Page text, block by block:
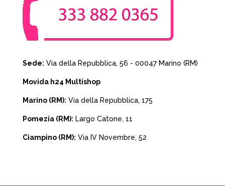
Sede: Via della Repubblica, 56 - 00047 Marino (RM)
Movida h24 Multishop
Marino (RM): Via della Repubblica, 175
Pomezia (RM): Largo Catone, 11
Ciampino (RM): Via IV Novembre, 52